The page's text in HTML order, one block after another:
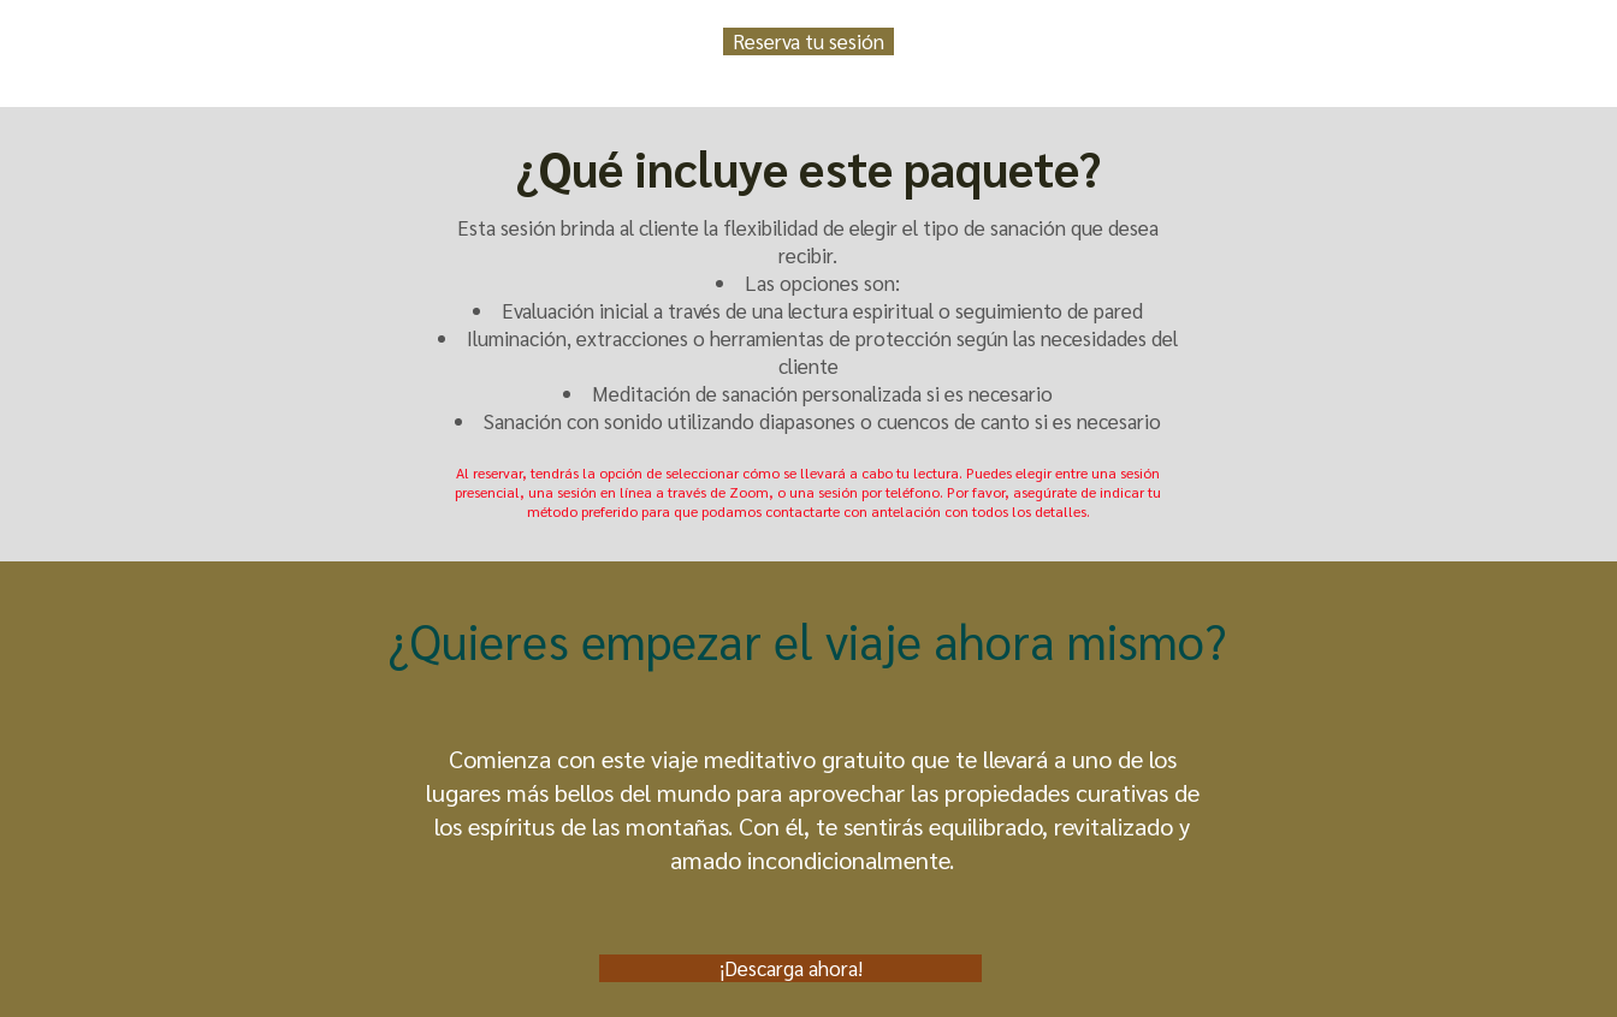
Reserva tu sesión
¿Qué incluye este paquete?
Esta sesión brinda al cliente la flexibilidad de elegir el tipo de sanación que desea
recibir.
Las opciones son:
Evaluación inicial a través de una lectura espiritual o seguimiento de pared
Iluminación, extracciones o herramientas de protección según las necesidades del
cliente
Meditación de sanación personalizada si es necesario
Sanación con sonido utilizando diapasones o cuencos de canto si es necesario
Al reservar, tendrás la opción de seleccionar cómo se llevará a cabo tu lectura. Puedes elegir entre una sesión
presencial, una sesión en línea a través de Zoom, o una sesión por teléfono. Por favor, asegúrate de indicar tu
método preferido para que podamos contactarte con antelación con todos los detalles.
¡Descarga ahora!
¿Quieres empezar el viaje ahora mismo?
Comienza con este viaje meditativo gratuito que te llevará a uno de los
lugares más bellos del mundo para aprovechar las propiedades curativas de
los espíritus de las montañas. Con él, te sentirás equilibrado, revitalizado y
amado incondicionalmente.